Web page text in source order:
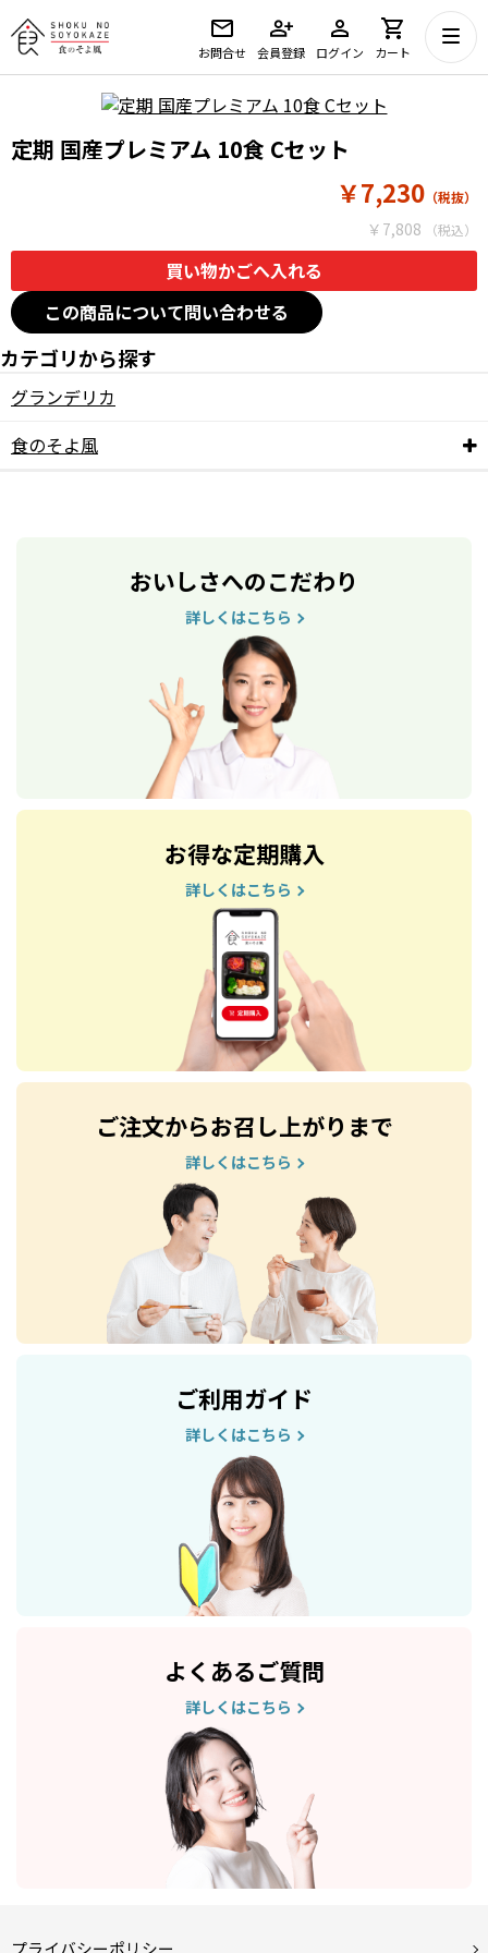
お問合せ 会員登録 ログイン カート
定期 国産プレミアム 10食 Cセット
￥7,808
￥7,230
この商品について問い合わせる
カテゴリから探す
グランデリカ
食のそよ風
おいしさへのこだわり
詳しくはこちら
お得な定期購入
詳しくはこちら
ご注文からお召し上がりまで
詳しくはこちら
ご利用ガイド
詳しくはこちら
よくあるご質問
詳しくはこちら
プライバシーポリシー